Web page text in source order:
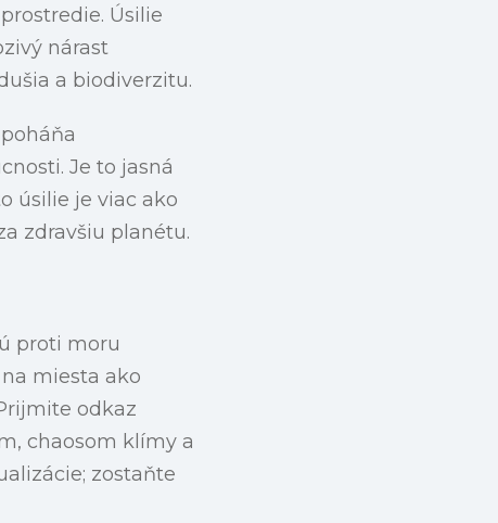
Úsilie
nárast
a biodiverzitu.
Je to jasná
úsilie je viac ako
zdravšiu planétu.
proti moru
miesta ako
odkaz
chaosom klímy a
zostaňte